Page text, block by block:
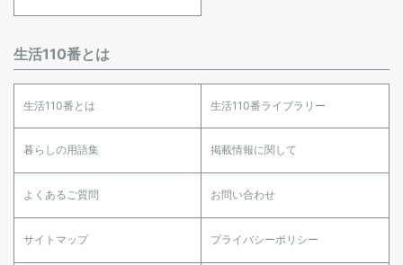
生活110番とは
生活110番とは 生活110番ライブラリー
暮らしの用語集 掲載情報に関して
よくあるご質問 お問い合わせ
サイトマップ プライバシーポリシー